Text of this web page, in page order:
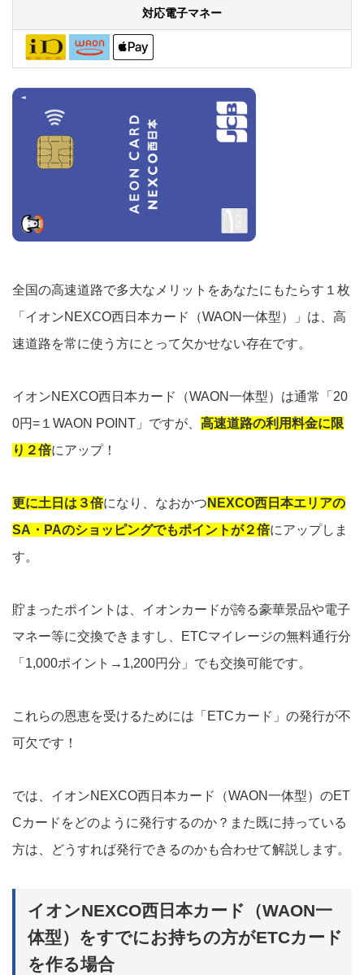
対応電子マネー
全国の高速道路で多大なメリットをあなたにもたらす１枚
「イオンNEXCO西日本カード（WAON一体型）」は、高
速道路を常に使う方にとって欠かせない存在です。
イオンNEXCO西日本カード（WAON一体型）は通常「20
0円=１WAON POINT」ですが、 高速道路の利用料金に限
り２倍にアップ！
更に土日は３倍になり、なおかつ NEXCO西日本エリアの
SA・PAのショッピングでもポイントが２倍にアップしま
す。
貯まったポイントは、イオンカードが誇る豪華景品や電子
マネー等に交換できますし、ETCマイレージの無料通行分
「1,000ポイント→1,200円分」でも交換可能です。
これらの恩恵を受けるためには「ETCカード」の発行が不
可欠です！
では、イオンNEXCO西日本カード（WAON一体型）のET
Cカードをどのように発行するのか？また既に持っている
方は、どうすれば発行できるのかも合わせて解説します。
イオンNEXCO西日本カード（WAON一
体型）をすでにお持ちの方がETCカード
を作る場合